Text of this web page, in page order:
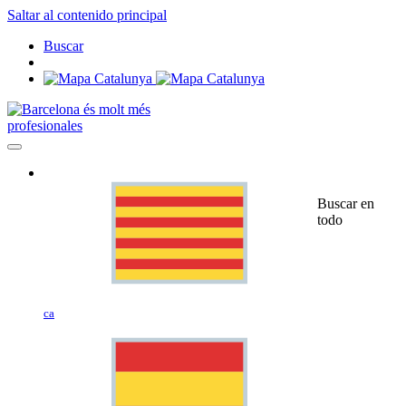
Saltar al contenido principal
Buscar
profesionales
ca
Buscar en
todo